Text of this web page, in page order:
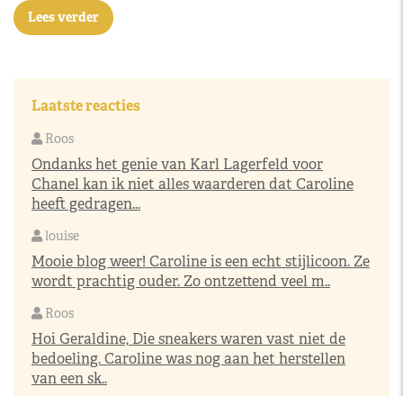
Lees verder
Laatste reacties
Roos
Ondanks het genie van Karl Lagerfeld voor
Chanel kan ik niet alles waarderen dat Caroline
heeft gedragen...
louise
Mooie blog weer! Caroline is een echt stijlicoon. Ze
wordt prachtig ouder. Zo ontzettend veel m..
Roos
Hoi Geraldine, Die sneakers waren vast niet de
bedoeling. Caroline was nog aan het herstellen
van een sk..